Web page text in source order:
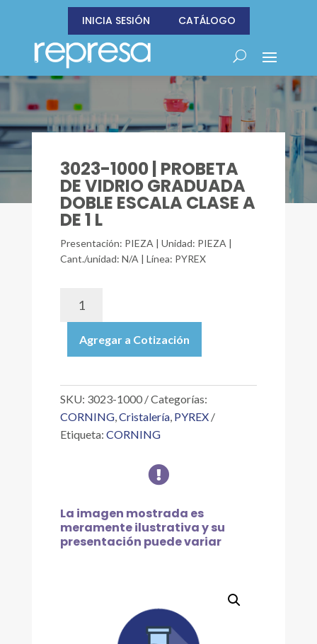
INICIA SESIÓN CATÁLOGO
3023-1000 | PROBETA
DE VIDRIO GRADUADA
DOBLE ESCALA CLASE A
DE 1 L
Presentación: PIEZA | Unidad: PIEZA |
Cant./unidad: N/A | Línea: PYREX
1000
PROBETA
DE
GRADUADA
ESCALA
CLASE
L
cantidad
Agregar a Cotización
SKU: 3023-1000
Categorías:
CORNING,Cristalería, PYREX
Etiqueta: CORNING

La imagen mostrada es
meramente ilustrativa y su
presentación puede variar